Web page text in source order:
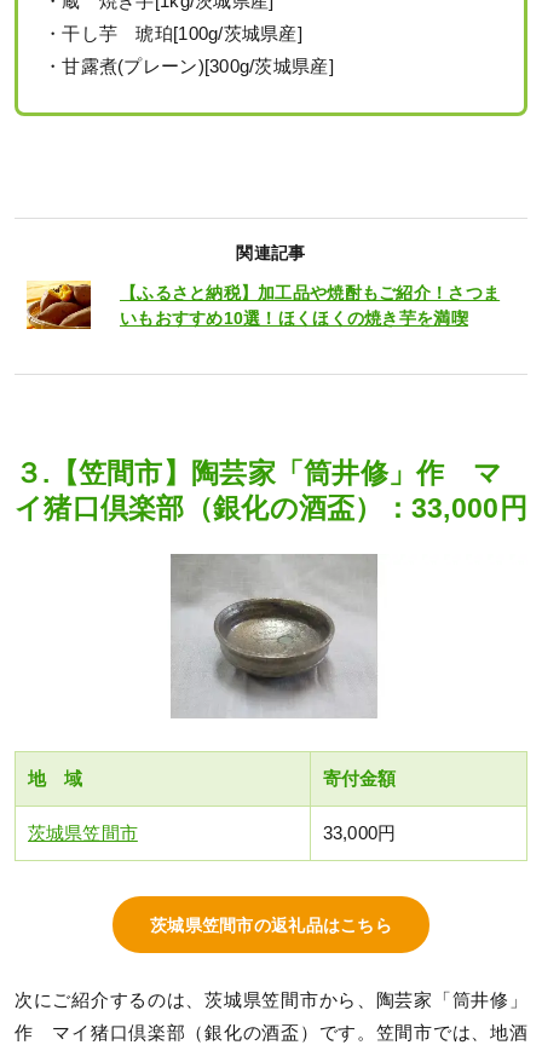
・干し芋 琥珀[100g/茨城県産]
・甘露煮(プレーン)[300g/茨城県産]
関連記事
【ふるさと納税】加工品や焼酎もご紹介！さつま
いもおすすめ10選！ほくほくの焼き芋を満喫
３.【笠間市】陶芸家「筒井修」作 マ
イ猪口倶楽部（銀化の酒盃）：33,000円
地 域 寄付金額
茨城県笠間市 33,000円
茨城県笠間市の返礼品はこちら
次にご紹介するのは、茨城県笠間市から、陶芸家「筒井修」
作 マイ猪口倶楽部（銀化の酒盃）です。笠間市では、地酒